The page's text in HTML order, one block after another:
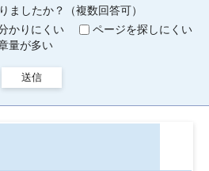
ましたか？（複数回答可）
かりにくい
ページを探しにくい
量が多い
送信